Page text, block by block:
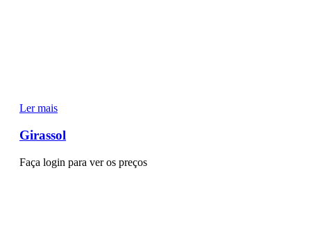
Ler mais
Girassol
Faça login para ver os preços